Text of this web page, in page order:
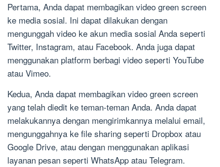
Pertama, Anda dapat membagikan video green screen
ke media sosial. Ini dapat dilakukan dengan
mengunggah video ke akun media sosial Anda seperti
Twitter, Instagram, atau Facebook. Anda juga dapat
menggunakan platform berbagi video seperti YouTube
atau Vimeo.
Kedua, Anda dapat membagikan video green screen
yang telah diedit ke teman-teman Anda. Anda dapat
melakukannya dengan mengirimkannya melalui email,
mengunggahnya ke file sharing seperti Dropbox atau
Google Drive, atau dengan menggunakan aplikasi
layanan pesan seperti WhatsApp atau Telegram.